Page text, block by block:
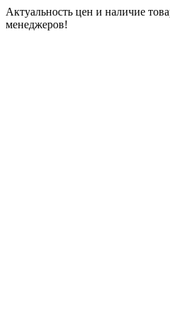
Актуальность цен и наличие
менеджеров!